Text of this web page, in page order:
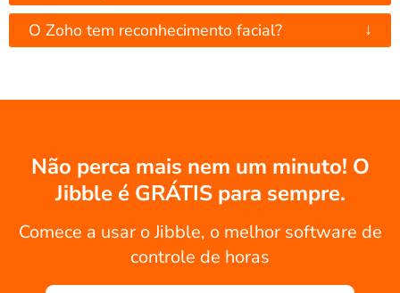
O Zoho tem reconhecimento facial? ↓
Não perca mais nem um minuto! O
Jibble é GRÁTIS para sempre.
Comece a usar o Jibble, o melhor software de
controle de horas